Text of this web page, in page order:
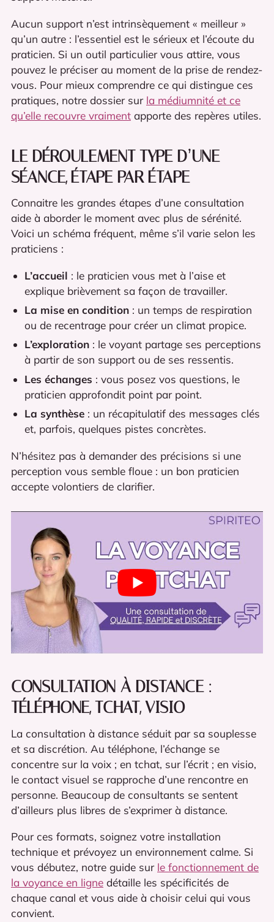
Aucun support n’est intrinsèquement « meilleur »
qu’un autre : l’essentiel est le sérieux et l’écoute du
praticien. Si un outil particulier vous attire, vous
pouvez le préciser au moment de la prise de rendez-
vous. Pour mieux comprendre ce qui distingue ces
pratiques, notre dossier sur la médiumnité et ce
qu’elle recouvre vraiment apporte des repères utiles.
LE DÉROULEMENT TYPE D’UNE
SÉANCE, ÉTAPE PAR ÉTAPE
Connaitre les grandes étapes d’une consultation
aide à aborder le moment avec plus de sérénité.
Voici un schéma fréquent, même s’il varie selon les
praticiens :
L’accueil : le praticien vous met à l’aise et
explique brièvement sa façon de travailler.
La mise en condition : un temps de respiration
ou de recentrage pour créer un climat propice.
L’exploration : le voyant partage ses perceptions
à partir de son support ou de ses ressentis.
Les échanges : vous posez vos questions, le
praticien approfondit point par point.
La synthèse : un récapitulatif des messages clés
et, parfois, quelques pistes concrètes.
N’hésitez pas à demander des précisions si une
perception vous semble floue : un bon praticien
accepte volontiers de clarifier.
CONSULTATION À DISTANCE :
TÉLÉPHONE, TCHAT, VISIO
La consultation à distance séduit par sa souplesse
et sa discrétion. Au téléphone, l’échange se
concentre sur la voix ; en tchat, sur l’écrit ; en visio,
le contact visuel se rapproche d’une rencontre en
personne. Beaucoup de consultants se sentent
d’ailleurs plus libres de s’exprimer à distance.
Pour ces formats, soignez votre installation
technique et prévoyez un environnement calme. Si
vous débutez, notre guide sur le fonctionnement de
la voyance en ligne détaille les spécificités de
chaque canal et vous aide à choisir celui qui vous
convient.